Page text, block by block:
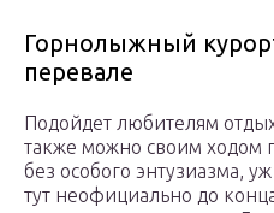
Горнолыжный
перевале
Подойдет любителям
также можно своим ходом
без особого энтузиазма,
тут неофициально до